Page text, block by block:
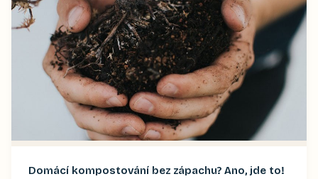
Domácí kompostování bez zápachu? Ano, jde to!